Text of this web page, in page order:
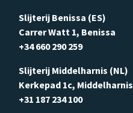
Slijterij Benissa (ES)
Carrer Watt 1, Benissa
+34 660 290 259
Slijterij Middelharnis (NL)
Kerkepad 1c, Middelharnis
+31 187 234 100